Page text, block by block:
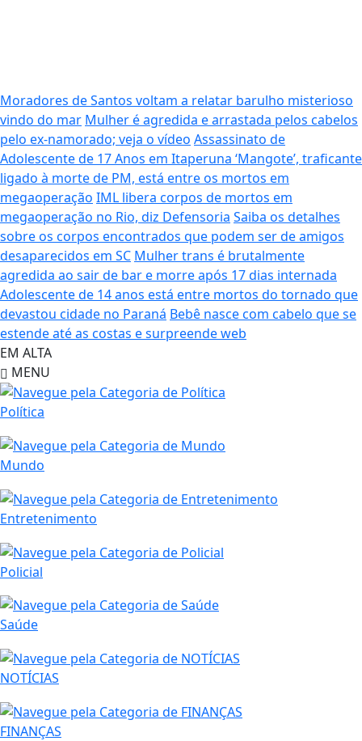
Moradores de Santos voltam a relatar barulho misterioso
vindo do mar Mulher é agredida e arrastada pelos cabelos
pelo ex-namorado; veja o vídeo Assassinato de
Adolescente de 17 Anos em Itaperuna ‘Mangote’, traficante
ligado à morte de PM, está entre os mortos em
megaoperação IML libera corpos de mortos em
megaoperação no Rio, diz Defensoria Saiba os detalhes
sobre os corpos encontrados que podem ser de amigos
desaparecidos em SC Mulher trans é brutalmente
agredida ao sair de bar e morre após 17 dias internada
Adolescente de 14 anos está entre mortos do tornado que
devastou cidade no Paraná Bebê nasce com cabelo que se
estende até as costas e surpreende web
EM ALTA
MENU
Política
Mundo
Entretenimento
Policial
Saúde
NOTÍCIAS
FINANÇAS